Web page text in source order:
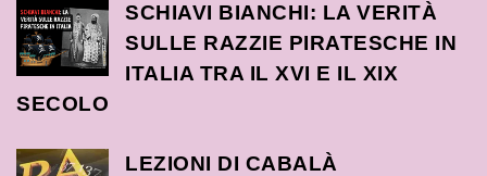
SCHIAVI BIANCHI: LA VERITÀ
SULLE RAZZIE PIRATESCHE IN
ITALIA TRA IL XVI E IL XIX
SECOLO
LEZIONI DI CABALÀ